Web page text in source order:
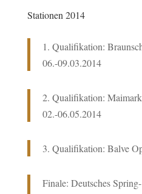
Stationen 2014
1. Qualifikation:
06.-09.03.2014
2. Qualifikation:
02.-06.05.2014
3. Qualifikation: Balve
Finale: Deutsches